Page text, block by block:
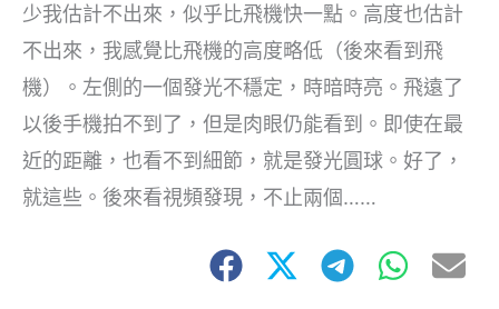
少我估計不出來，似乎比飛機快一點。高度也估計
不出來，我感覺比飛機的高度略低（後來看到飛
機）。左側的一個發光不穩定，時暗時亮。飛遠了
以後手機拍不到了，但是肉眼仍能看到。即使在最
近的距離，也看不到細節，就是發光圓球。好了，
就這些。後來看視頻發現，不止兩個……